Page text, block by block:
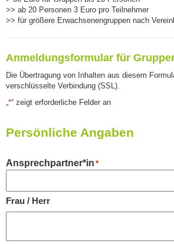
>> ab 20 Personen 3 Euro pro Teilnehmer
>> für größere Erwachsenengruppen nach
Anmeldungsformular für
Die Übertragung von Inhalten aus diesem
verschlüsselte Verbindung (SSL).
„*“ zeigt erforderliche Felder an
Persönliche Angaben
Ansprechpartner*in *
Frau / Herr